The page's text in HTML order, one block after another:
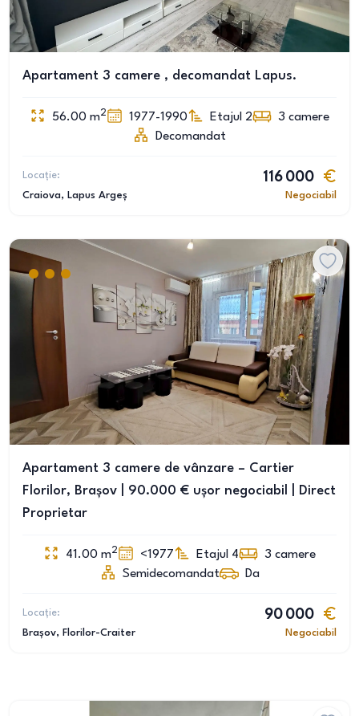
Apartament 3 camere , decomandat Lapus.
56.00 m2 1977-1990 Etajul 2 3 camere
Decomandat
Locație:
Craiova, Lapus Argeș
116 000
Negociabil
Apartament 3 camere de vânzare – Cartier
Florilor, Brașov | 90.000 € ușor negociabil | Direct
Proprietar
41.00 m2 <1977 Etajul 4 3 camere
Semidecomandat
Da
Locație:
Brașov, Florilor-Craiter
90 000
Negociabil